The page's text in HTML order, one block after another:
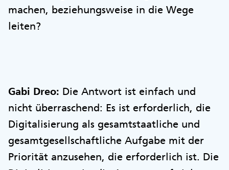
machen, beziehungsweise in die Wege
leiten?
Gabi Dreo: Die Antwort ist einfach und
nicht überraschend: Es ist erforderlich, die
Digitalisierung als gesamtstaatliche und
gesamtgesellschaftliche Aufgabe mit der
Priorität anzusehen, die erforderlich ist. Die